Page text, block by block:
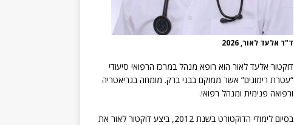
ד"ר אלעד לאור, 2026
דוקטור אלעד לאור הוא רופא מנהל במרכז הרפואי סיעודי
“עטרת רימונים” אשר ממוקם בבני ברק. מומחה בגריאטריה
ורפואה פנימית ומנהל רפואי.
בסיום לימודי הדוקטורט בשנת 2012, ביצע דוקטור לאור את